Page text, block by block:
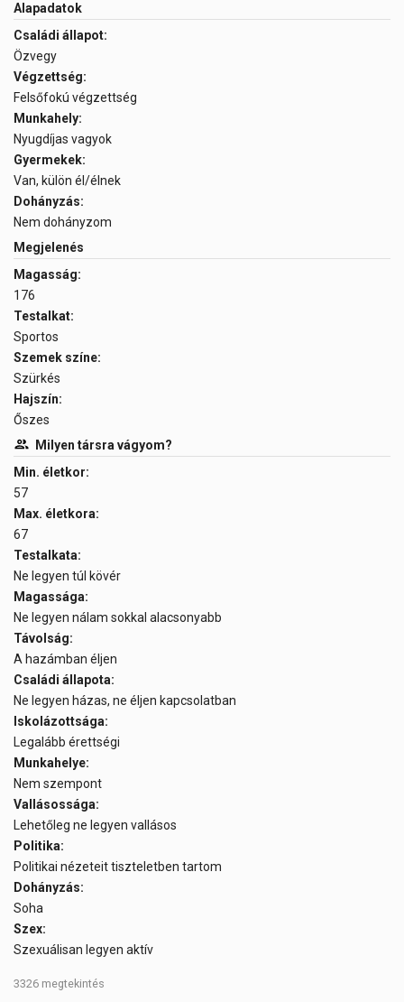
Alapadatok
Családi állapot:
Özvegy
Végzettség:
Felsőfokú végzettség
Munkahely:
Nyugdíjas vagyok
Gyermekek:
Van, külön él/élnek
Dohányzás:
Nem dohányzom
Megjelenés
Magasság:
176
Testalkat:
Sportos
Szemek színe:
Szürkés
Hajszín:
Őszes
Milyen társra vágyom?
Min. életkor:
57
Max. életkora:
67
Testalkata:
Ne legyen túl kövér
Magassága:
Ne legyen nálam sokkal alacsonyabb
Távolság:
A hazámban éljen
Családi állapota:
Ne legyen házas, ne éljen kapcsolatban
Iskolázottsága:
Legalább érettségi
Munkahelye:
Nem szempont
Vallásossága:
Lehetőleg ne legyen vallásos
Politika:
Politikai nézeteit tiszteletben tartom
Dohányzás:
Soha
Szex:
Szexuálisan legyen aktív
3326 megtekintés